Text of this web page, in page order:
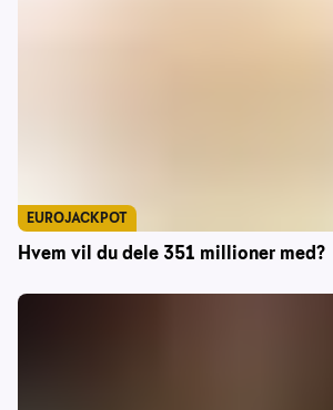
Hvem vil du dele 351 millioner med?
EUROJACKPOT